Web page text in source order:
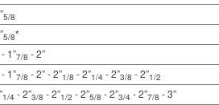
5/8
5/8*
- 1”7/8 - 2”
- 1”7/8 - 2” - 2”1/8 - 2”1/4 - 2”3/8 - 2”1/2
1/4 - 2”3/8 - 2”1/2 - 2”5/8 - 2”3/4 - 2”7/8 - 3”